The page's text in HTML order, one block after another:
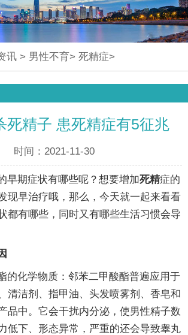
讯> 男性不育> 死精症>
死精子 患死精症有5征兆
时间：2021-11-30
早期症状有哪些呢？想要增加死精症的
现早治疗哦，那么，今天就一起来看看
都有哪些，同时又有哪些生活习惯会导
的化学物质：邻苯二甲酸酯普遍应用于
清洁剂、指甲油、头发喷雾剂、香皂和
品中。它会干扰内分泌，使男性精子数
低下、形态异常，严重的还会导致睾丸